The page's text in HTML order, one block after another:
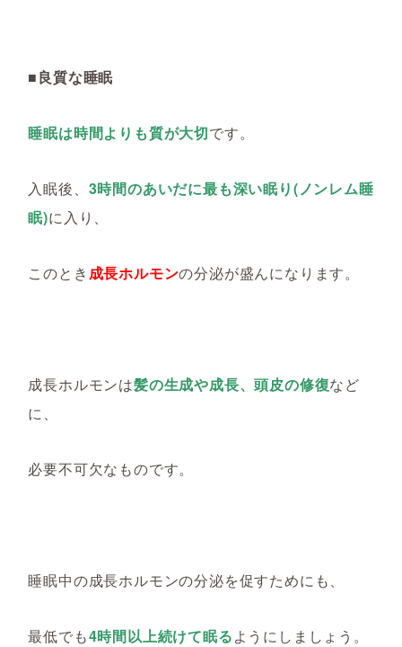
■良質な睡眠
睡眠は時間よりも質が大切です。
入眠後、 3時間のあいだに最も深い眠り(ノンレム睡
眠)に入り、
このとき成長ホルモンの分泌が盛んになります。
成長ホルモンは髪の生成や成長、頭皮の修復など
に、
必要不可欠なものです。
睡眠中の成長ホルモンの分泌を促すためにも、
最低でも4時間以上続けて眠るようにしましょう。